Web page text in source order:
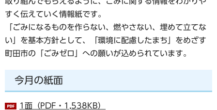
すく伝えていく情報紙です。
「ごみになるものを作らない、燃やさない、埋めて立てな
い」を基本方針として、「環境に配慮したまち」をめざす
町田市の「ごみゼロ」への願いが込められています。
今月の紙面
1面（PDF・1,538KB）